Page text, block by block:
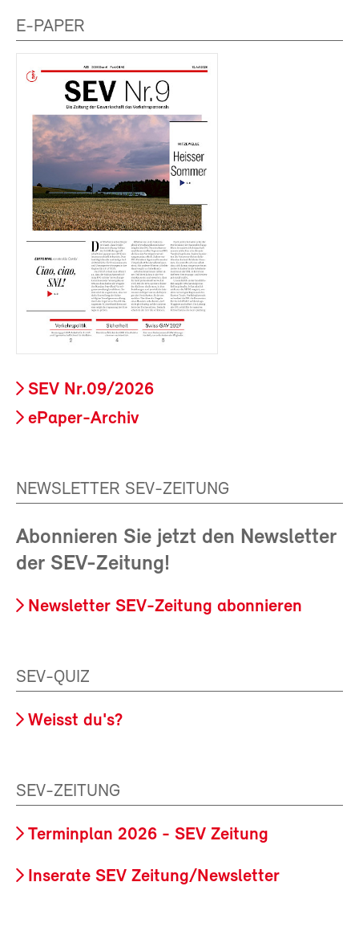
E-PAPER
SEV Nr.09/2026
ePaper-Archiv
NEWSLETTER SEV-ZEITUNG
Abonnieren Sie jetzt den Newsletter
der SEV-Zeitung!
Newsletter SEV-Zeitung abonnieren
SEV-QUIZ
Weisst du's?
SEV-ZEITUNG
Terminplan 2026 - SEV Zeitung
Inserate SEV Zeitung/Newsletter